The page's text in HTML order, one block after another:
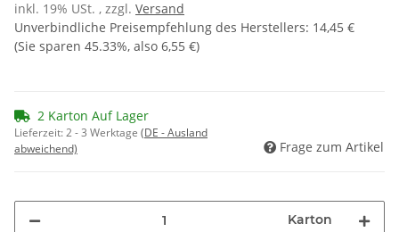
inkl. 19% USt. , zzgl. Versand
Unverbindliche Preisempfehlung des Herstellers: 14,45 €
(Sie sparen 45.33%, also 6,55 €)
2 Karton Auf Lager
Lieferzeit:2 - 3 Werktage (DE - Ausland
abweichend)
Frage zum Artikel
Karton